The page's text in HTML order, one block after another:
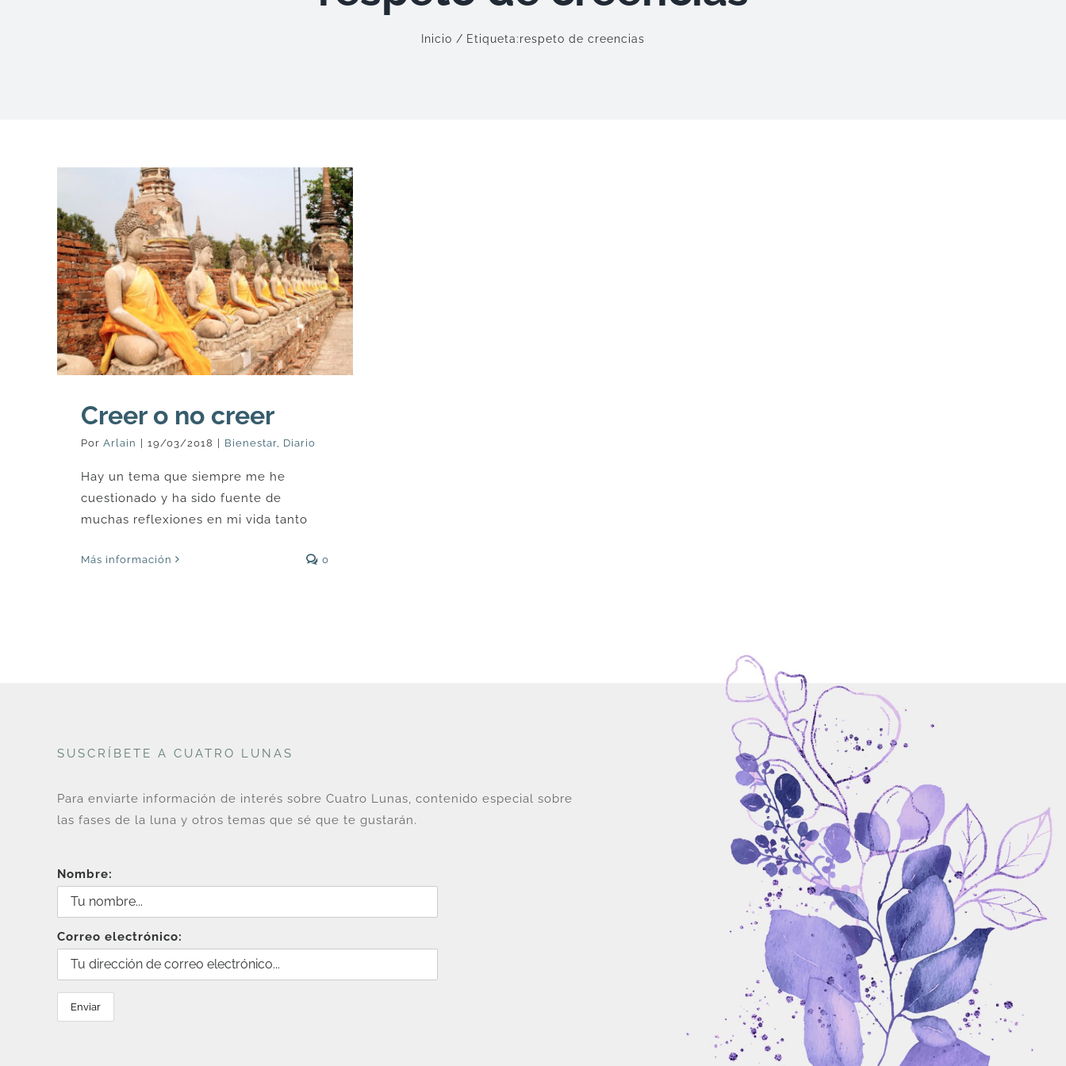
Inicio Etiqueta:respeto de creencias
Creer o no creer
Por Arlain | 19/03/2018 | Bienestar Diario
Hay un tema que siempre me he
cuestionado y ha sido fuente de
muchas reflexiones en mi vida tanto
Más información 0
SUSCRÍBETE A CUATRO LUNAS
Para enviarte información de interés sobre Cuatro Lunas, contenido especial sobre
las fases de la luna y otros temas que sé que te gustarán.
Nombre:
Correo electrónico: